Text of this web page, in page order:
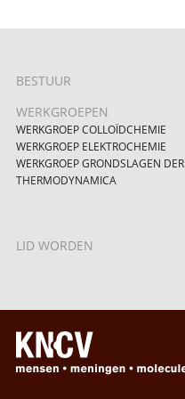
BESTUUR
WERKGROEPEN
WERKGROEP COLLOÏDCHEMIE
WERKGROEP ELEKTROCHEMIE
WERKGROEP GRONDSLAGEN DER
THERMODYNAMICA
LID WORDEN